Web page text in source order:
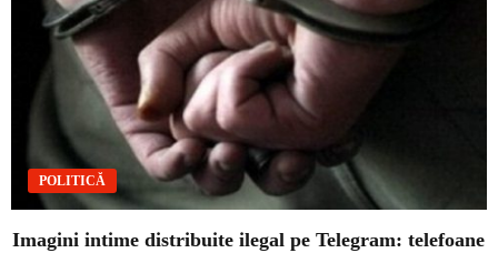
POLITICĂ
Imagini intime distribuite ilegal pe Telegram: telefoane